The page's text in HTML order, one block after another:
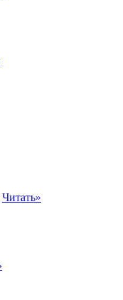
Читать»